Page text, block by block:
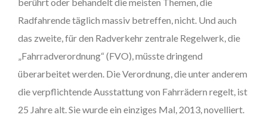
Radfahrende täglich massiv betreffen, nicht. Und auch
das zweite, für den Radverkehr zentrale Regelwerk, die
„Fahrradverordnung“ (FVO), müsste dringend
überarbeitet werden. Die Verordnung, die unter anderem
die verpflichtende Ausstattung von Fahrrädern regelt, ist
25 Jahre alt. Sie wurde ein einziges Mal, 2013, novelliert.